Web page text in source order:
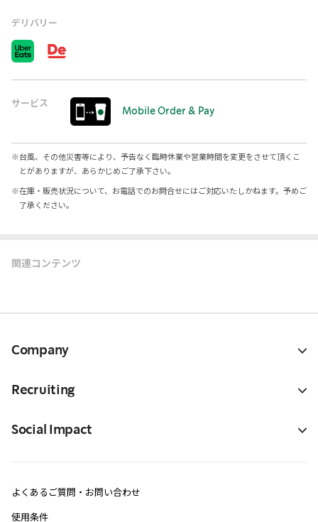
デリバリー
サービス
Mobile Order & Pay
※台風、その他災害等により、予告なく臨時休業や営業時間を変更をさせて頂くこ
とがありますが、あらかじめご了承下さい。
※在庫・販売状況について、お電話でのお問合せにはご対応いたしかねます。予めご
了承ください。
関連コンテンツ
Company
Recruiting
Social Impact
よくあるご質問・お問い合わせ
使用条件